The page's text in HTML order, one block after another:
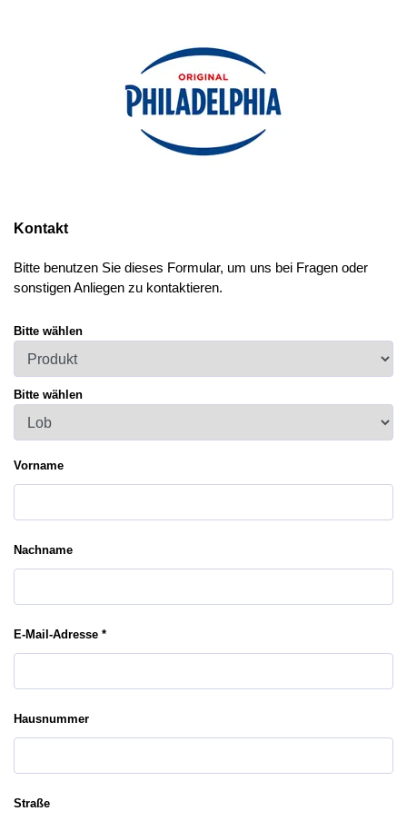
Kontakt
Bitte benutzen Sie dieses Formular, um uns bei Fragen oder
sonstigen Anliegen zu kontaktieren.
Bitte wählen
Bitte wählen
Vorname
Nachname
E-Mail-Adresse *
Hausnummer
Straße